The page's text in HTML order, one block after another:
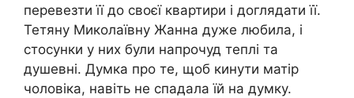
перевезти її до своєї квартири і доглядати її.
Тетяну Миколаївну Жанна дуже любила, і
стосунки у них були напрочуд теплі та
душевні. Думка про те, щоб кинути матір
чоловіка, навіть не спадала їй на думку.